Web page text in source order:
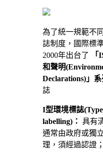
為了統一規範不
誌制度，國際標
2000年出台了
「
和聲明
Declarations)」
誌
I型環境標誌
labelling)： 具有
通常由政府或獨
理，須經過認證；